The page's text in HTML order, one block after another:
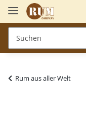
Rum aus aller Welt